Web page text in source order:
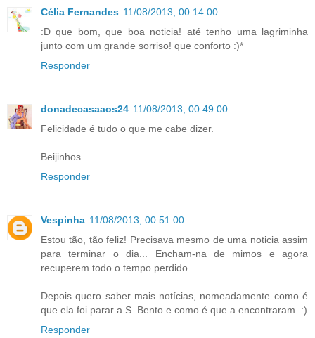
Célia Fernandes 11/08/2013, 00:14:00
:D que bom, que boa noticia! até tenho uma lagriminha
junto com um grande sorriso! que conforto :)*
Responder
donadecasaaos24 11/08/2013, 00:49:00
Felicidade é tudo o que me cabe dizer.
Beijinhos
Responder
Vespinha 11/08/2013, 00:51:00
Estou tão, tão feliz! Precisava mesmo de uma noticia assim
para terminar o dia... Encham-na de mimos e agora
recuperem todo o tempo perdido.
Depois quero saber mais notícias, nomeadamente como é
que ela foi parar a S. Bento e como é que a encontraram. :)
Responder